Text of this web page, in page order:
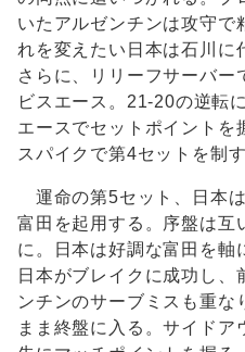
いたアルゼンチンは攻守で
れを変えたい日本は石川に
さらに、リリーフサーバー
ビスエース。21-20の逆転
エースでセットポイントを
スパイクで第4セットを制す
運命の第5セット、日本
富田を起用する。序盤は互
に。日本は好調な富田を軸
日本がブレイクに成功し
ンチンのサーブミスも重な
まま終盤に入る。サイドア